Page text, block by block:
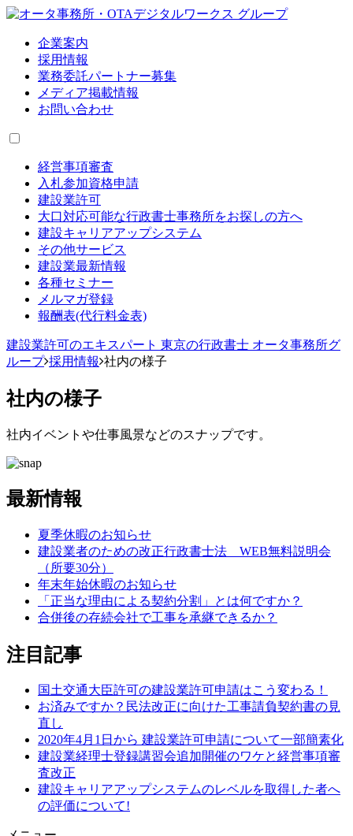
企業案内
採用情報
業務委託パートナー募集
メディア掲載情報
お問い合わせ
経営事項審査
入札参加資格申請
建設業許可
大口対応可能な行政書士事務所をお探しの方へ
建設キャリアアップシステム
その他サービス
建設業最新情報
各種セミナー
メルマガ登録
報酬表(代行料金表)
建設業許可のエキスパート 東京の行政書士 オータ事務所グ
ループ 採用情報 社内の様子
社内の様子
社内イベントや仕事風景などのスナップです。
最新情報
夏季休暇のお知らせ
建設業者のための改正行政書士法 WEB無料説明会
（所要30分）
年末年始休暇のお知らせ
「正当な理由による契約分割」とは何ですか？
合併後の存続会社で工事を承継できるか？
注目記事
国土交通大臣許可の建設業許可申請はこう変わる！
お済みですか？民法改正に向けた工事請負契約書の見
直し
2020年4月1日から 建設業許可申請について一部簡素化
建設業経理士登録講習会追加開催のワケと経営事項審
査改正
建設キャリアアップシステムのレベルを取得した者へ
の評価について!